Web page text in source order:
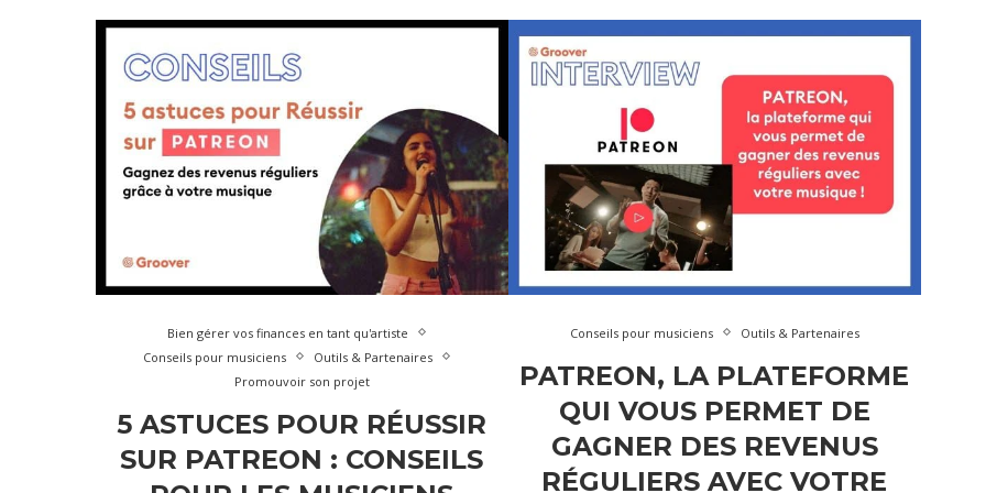
Bien gérer vos finances en tant qu'artiste
Conseils pour musiciens
Outils & Partenaires
Promouvoir son projet
5 ASTUCES POUR RÉUSSIR
SUR PATREON : CONSEILS
Conseils pour musiciens Outils & Partenaires
PATREON, LA PLATEFORME
QUI VOUS PERMET DE
GAGNER DES REVENUS
RÉGULIERS AVEC VOTRE